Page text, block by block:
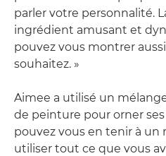
parler votre personnalité.
ingrédient amusant et
pouvez vous montrer
souhaitez. »
Aimee a utilisé un
de peinture pour orner
pouvez vous en tenir à
utiliser tout ce que vous